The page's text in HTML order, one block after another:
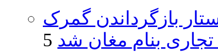
بازگرداندن گمرک
تجاری بنام مغان شد